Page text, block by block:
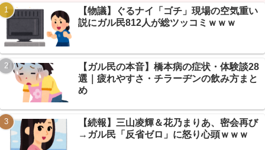
す本心！ NEW!
Powered by livedoor 相互RSS
援学級に入れないんですか？」先生「背の高い低いと同じで、これ
も個性なの！差別は... NEW!
【画像】 日産が社運をかけて発売するSUVｗｗｗｗｗｗｗ
義兄嫁が自宅をサロンにして姪を毎日ウトメへ預ける生活に。数
年後、そのツケが一気に回ってきて… NEW!
【悲報】男の理想体重80kg論争→VIPPERの結論「デブは100kg
から」ｗｗｗ
NEW!
【速報】 NHKの性被害問題、性加害した番組出演者が衝撃告白！
NEW!
【物議】ぐるナイ「ゴチ」現場の空気重い
説にガル民812人が総ツッコミｗｗｗ
【ガル民の本音】橋本病の症状・体験談28
選｜疲れやすさ・チラーヂンの飲み方まと
め
【続報】三山凌輝＆花乃まりあ、密会再び
→ガル民「反省ゼロ」に怒り心頭ｗｗｗ